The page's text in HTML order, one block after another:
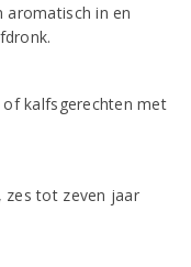
aromatisch in en
kalfsgerechten met
zes tot zeven jaar